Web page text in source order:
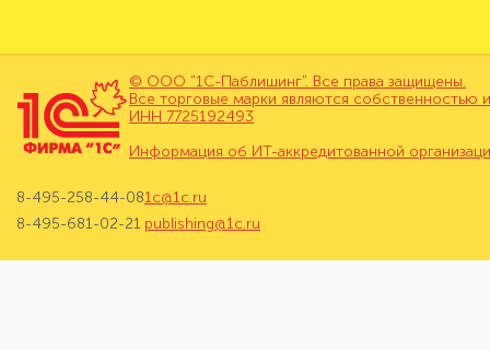
© ООО "1С-Паблишинг". Все права защищены.
Все торговые марки являются собственностью
ИНН 7725192493
Информация об ИТ-аккредитованной
8-495-258-44-08
8-495-681-02-21
1c@1c.ru
publishing@1c.ru